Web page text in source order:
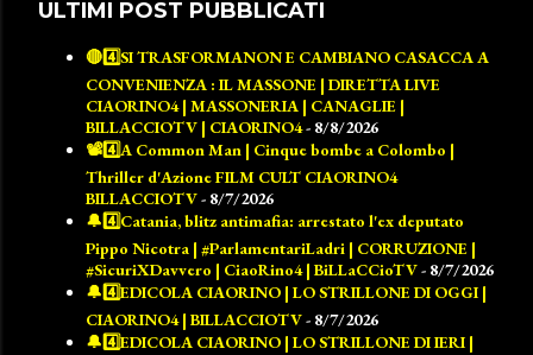
ULTIMI POST PUBBLICATI
🔴4️⃣SI TRASFORMANON E CAMBIANO CASACCA A
CONVENIENZA : IL MASSONE | DIRETTA LIVE
CIAORINO4 | MASSONERIA | CANAGLIE |
BILLACCIOTV | CIAORINO4- 8/8/2026
📽️4️⃣A Common Man | Cinque bombe a Colombo |
Thriller d'Azione FILM CULT CIAORINO4
BILLACCIOTV- 8/7/2026
🔔4️⃣Catania, blitz antimafia: arrestato l'ex deputato
Pippo Nicotra | #ParlamentariLadri | CORRUZIONE |
#SicuriXDavvero | CiaoRino4 | BiLLaCCioTV- 8/7/2026
🔔4️⃣EDICOLA CIAORINO | LO STRILLONE DI OGGI |
CIAORINO4 | BILLACCIOTV- 8/7/2026
🔔4️⃣EDICOLA CIAORINO | LO STRILLONE DI IERI |